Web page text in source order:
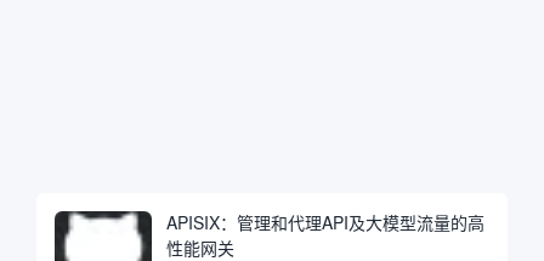
APISIX：管理和代理API及大模型流量的高
性能网关